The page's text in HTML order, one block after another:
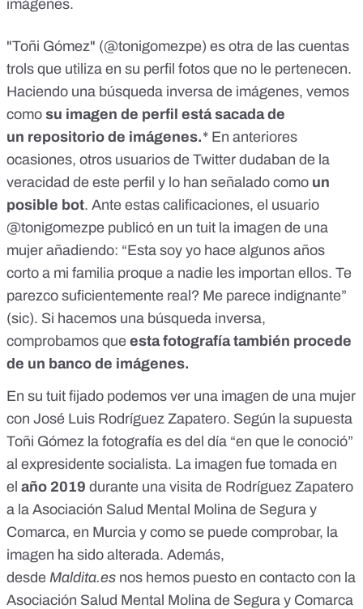
imágenes.
"Toñi Gómez" (@tonigomezpe) es otra de las cuentas
trols que utiliza en su perfil fotos que no le pertenecen.
Haciendo una búsqueda inversa de imágenes, vemos
como su imagen de perfil está sacada de
un repositorio de imágenes.* En anteriores
ocasiones, otros usuarios de Twitter dudaban de la
veracidad de este perfil y lo han señalado como un
posible bot. Ante estas calificaciones, el usuario
@tonigomezpe publicó en un tuit la imagen de una
mujer añadiendo: “Esta soy yo hace algunos años
corto a mi familia proque a nadie les importan ellos. Te
parezco suficientemente real? Me parece indignante”
(sic). Si hacemos una búsqueda inversa,
comprobamos que esta fotografíatambién procede
de un banco de imágenes.
En su tuit fijado podemos ver una imagen de una mujer
con José Luis Rodríguez Zapatero. Según la supuesta
Toñi Gómez la fotografía es del día “en que le conoció”
al expresidente socialista. La imagen fue tomada en
el año 2019 durante una visita de Rodríguez Zapatero
a la Asociación Salud Mental Molina de Segura y
Comarca, en Murcia y como se puede comprobar, la
imagen ha sido alterada. Además,
desde Maldita.es nos hemos puesto en contacto con la
Asociación Salud Mental Molina de Segura y Comarca